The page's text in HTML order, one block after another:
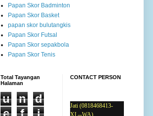
Papan Skor Badminton
Papan Skor Basket
papan skor bulutangkis
Papan Skor Futsal
Papan Skor sepakbola
Papan Skor Tenis
Total Tayangan
Halaman
u n
d
CONTACT PERSON
Jati (0818468413-